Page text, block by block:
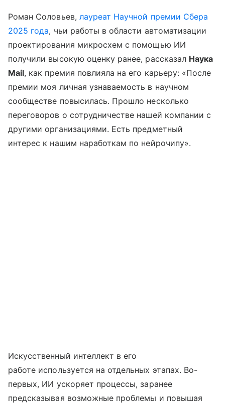
Роман Соловьев, лауреат Научной премии Сбера
2025 года, чьи работы в области автоматизации
проектирования микросхем с помощью ИИ
получили высокую оценку ранее, рассказал Наука
Mail, как премия повлияла на его карьеру: «После
премии моя личная узнаваемость в научном
сообществе повысилась. Прошло несколько
переговоров о сотрудничестве нашей компании с
другими организациями. Есть предметный
интерес к нашим наработкам по нейрочипу».
Искусственный интеллект в его
работе используется на отдельных этапах. Во-
первых, ИИ ускоряет процессы, заранее
предсказывая возможные проблемы и повышая